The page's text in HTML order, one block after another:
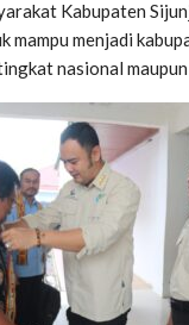
Kabupaten
mampu menjadi
nasional